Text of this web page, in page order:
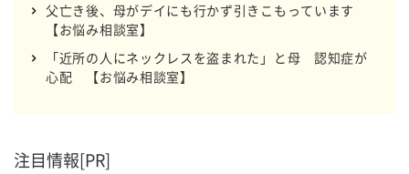
父亡き後、母がデイにも行かず引きこもっています
【お悩み相談室】
「近所の人にネックレスを盗まれた」と母 認知症が
心配 【お悩み相談室】
注目情報[PR]